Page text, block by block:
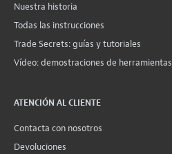
Nuestra historia
Todas las instrucciones
Trade Secrets: guías y tutoriales
Vídeo: demostraciones de herramientas
ATENCIÓN AL CLIENTE
Contacta con nosotros
Devoluciones